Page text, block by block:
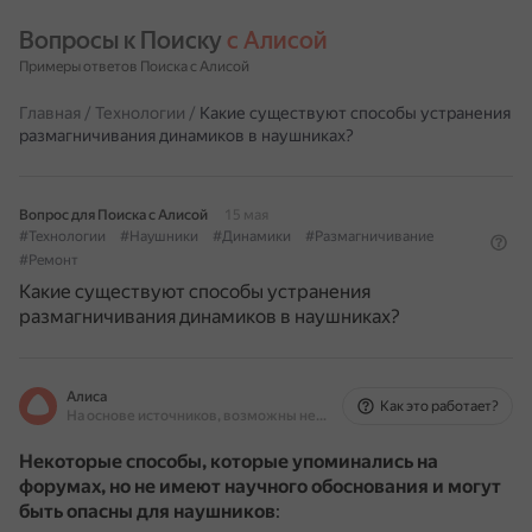
Вопросы к Поиску с Алисой
Примеры ответов Поиска с Алисой
Главная / Технологии / Какие существуют способы устранения
размагничивания динамиков в наушниках?
Вопрос для Поиска с Алисой
15 мая
#Технологии
#Наушники #Динамики
#Размагничивание
#Ремонт
Какие существуют способы устранения
размагничивания динамиков в наушниках?
Алиса
На основе источников, возможны неточности
Как это работает?
Некоторые способы, которые упоминались на
форумах, но не имеют научного обоснования и могут
быть опасны для наушников: